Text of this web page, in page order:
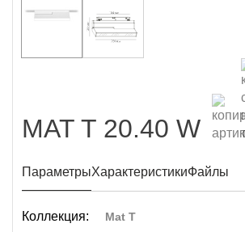
MAT T 20.40 W
ПараметрыХарактеристикиФайлы
Коллекция: Mat T